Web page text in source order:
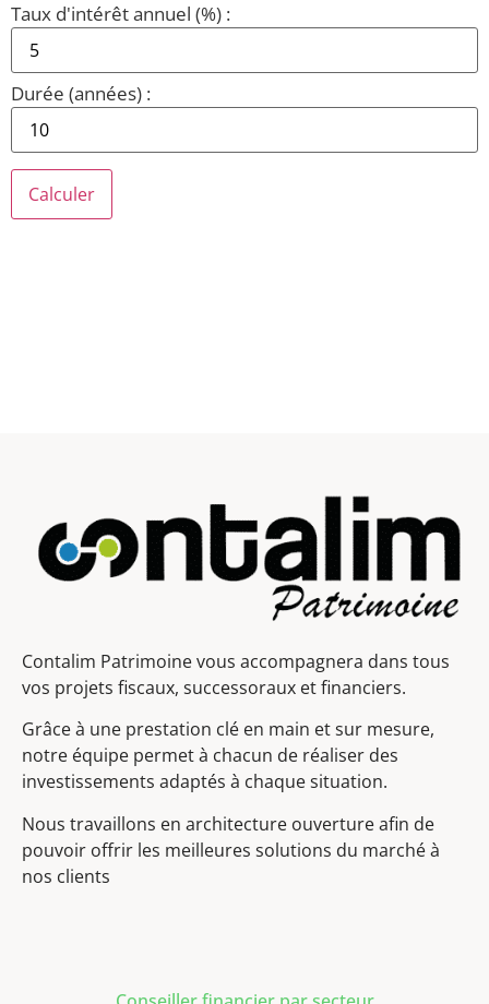
Taux d'intérêt annuel (%) :
Durée (années) :
Calculer
Contalim Patrimoine vous accompagnera dans tous
vos projets fiscaux, successoraux et financiers.
Grâce à une prestation clé en main et sur mesure,
notre équipe permet à chacun de réaliser des
investissements adaptés à chaque situation.
Nous travaillons en architecture ouverture afin de
pouvoir offrir les meilleures solutions du marché à
nos clients